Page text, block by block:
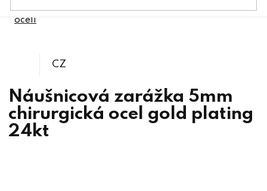
chirurgické oceli /
oceli
Náušnicová zarážka 5mm
chirurgická ocel gold plating
24kt
CZ